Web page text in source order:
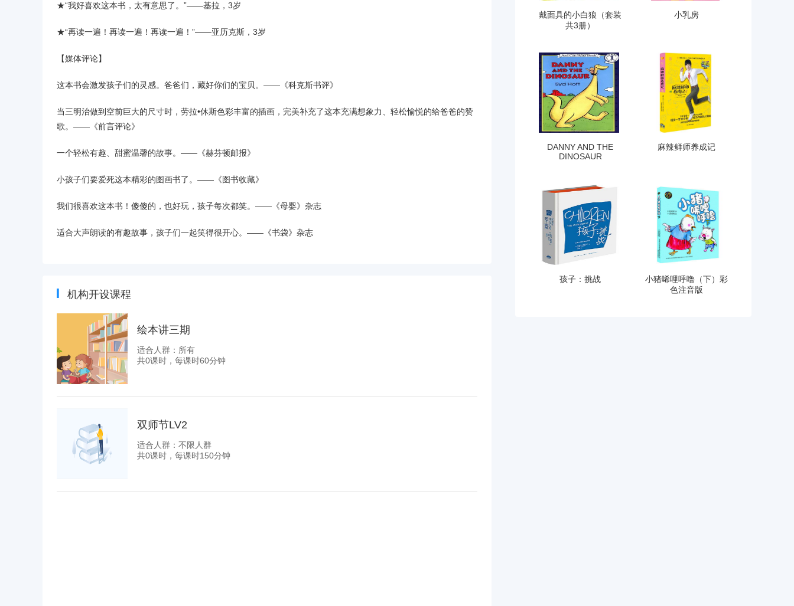
★“我好喜欢这本书，太有意思了。”——基拉，3岁
★“再读一遍！再读一遍！再读一遍！”——亚历克斯，3岁
【媒体评论】
这本书会激发孩子们的灵感。爸爸们，藏好你们的宝贝。——《科克斯书评》
当三明治做到空前巨大的尺寸时，劳拉•休斯色彩丰富的插画，完美补充了这本充满想象力、轻松愉悦的给爸爸的赞
歌。——《前言评论》
一个轻松有趣、甜蜜温馨的故事。——《赫芬顿邮报》
小孩子们要爱死这本精彩的图画书了。——《图书收藏》
我们很喜欢这本书！傻傻的，也好玩，孩子每次都笑。——《母婴》杂志
适合大声朗读的有趣故事，孩子们一起笑得很开心。——《书袋》杂志
机构开设课程
绘本讲三期
适合人群：所有
共0课时，每课时60分钟
双师节LV2
适合人群：不限人群
共0课时，每课时150分钟
戴面具的小白狼（套装
共3册）
小乳房
DANNY AND THE
DINOSAUR
麻辣鲜师养成记
孩子：挑战
小猪唏哩呼噜（下）彩
色注音版